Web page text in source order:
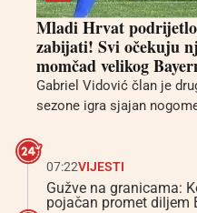
Mladi Hrvat
zabijati! Svi očekuju
momčad velikog
Gabriel Vidović član je
sezone igra sjajan
07:22VIJESTI
Gužve na granicama:
pojačan promet diljem